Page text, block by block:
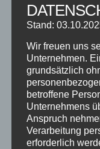
vonSteffen Braun
Deine
Deshalb
01.08. bis
wünschen
Tanzschule
Sommer 2025
nächsten...
Stand:
Wir freuen uns
Unternehmen.
grundsätzlich
betroffene
Unternehmens
Anspruch
Verarbeitung
erforderlich